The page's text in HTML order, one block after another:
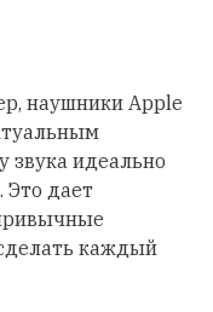
наушники Apple
звука идеально
Это дает
каждый